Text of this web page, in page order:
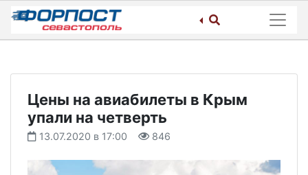
Skip
content
Цены на авиабилеты в Крым
упали на четверть
13.07.2020 в 17:00 846